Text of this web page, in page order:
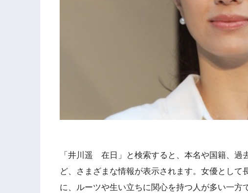
「井川遥 在日」と検索すると、本名や国籍、過
ど、さまざまな情報が表示されます。女優とし
に、ルーツや生い立ちに関心を持つ人が多い一方